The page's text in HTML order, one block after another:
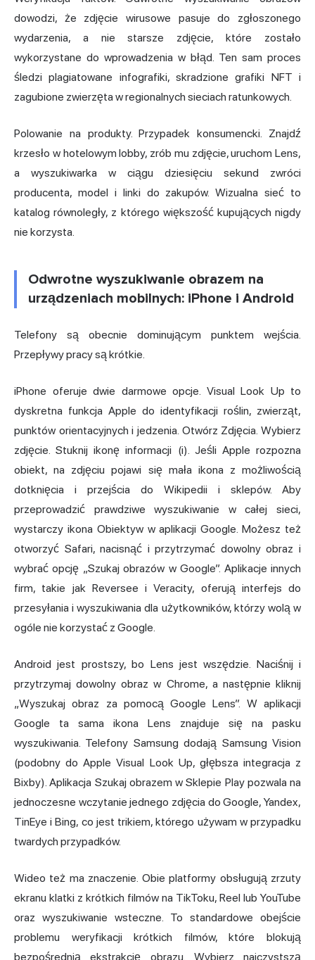
dowodzi, że zdjęcie wirusowe pasuje do zgłoszonego
wydarzenia, a nie starsze zdjęcie, które zostało
wykorzystane do wprowadzenia w błąd. Ten sam proces
śledzi plagiatowane infografiki, skradzione grafiki NFT i
zagubione zwierzęta w regionalnych sieciach ratunkowych.
Polowanie na produkty. Przypadek konsumencki. Znajdź
krzesło w hotelowym lobby, zrób mu zdjęcie, uruchom Lens,
a wyszukiwarka w ciągu dziesięciu sekund zwróci
producenta, model i linki do zakupów. Wizualna sieć to
katalog równoległy, z którego większość kupujących nigdy
nie korzysta.
Odwrotne wyszukiwanie obrazem na
urządzeniach mobilnych: iPhone i Android
Telefony są obecnie dominującym punktem wejścia.
Przepływy pracy są krótkie.
iPhone oferuje dwie darmowe opcje. Visual Look Up to
dyskretna funkcja Apple do identyfikacji roślin, zwierząt,
punktów orientacyjnych i jedzenia. Otwórz Zdjęcia. Wybierz
zdjęcie. Stuknij ikonę informacji (i). Jeśli Apple rozpozna
obiekt, na zdjęciu pojawi się mała ikona z możliwością
dotknięcia i przejścia do Wikipedii i sklepów. Aby
przeprowadzić prawdziwe wyszukiwanie w całej sieci,
wystarczy ikona Obiektyw w aplikacji Google. Możesz też
otworzyć Safari, nacisnąć i przytrzymać dowolny obraz i
wybrać opcję „Szukaj obrazów w Google”. Aplikacje innych
firm, takie jak Reversee i Veracity, oferują interfejs do
przesyłania i wyszukiwania dla użytkowników, którzy wolą w
ogóle nie korzystać z Google.
Android jest prostszy, bo Lens jest wszędzie. Naciśnij i
przytrzymaj dowolny obraz w Chrome, a następnie kliknij
„Wyszukaj obraz za pomocą Google Lens”. W aplikacji
Google ta sama ikona Lens znajduje się na pasku
wyszukiwania. Telefony Samsung dodają Samsung Vision
(podobny do Apple Visual Look Up, głębsza integracja z
Bixby). Aplikacja Szukaj obrazem w Sklepie Play pozwala na
jednoczesne wczytanie jednego zdjęcia do Google, Yandex,
TinEye i Bing, co jest trikiem, którego używam w przypadku
twardych przypadków.
Wideo też ma znaczenie. Obie platformy obsługują zrzuty
ekranu klatki z krótkich filmów na TikToku, Reel lub YouTube
oraz wyszukiwanie wsteczne. To standardowe obejście
problemu weryfikacji krótkich filmów, które blokują
bezpośrednią ekstrakcję obrazu. Wybierz najczystszą